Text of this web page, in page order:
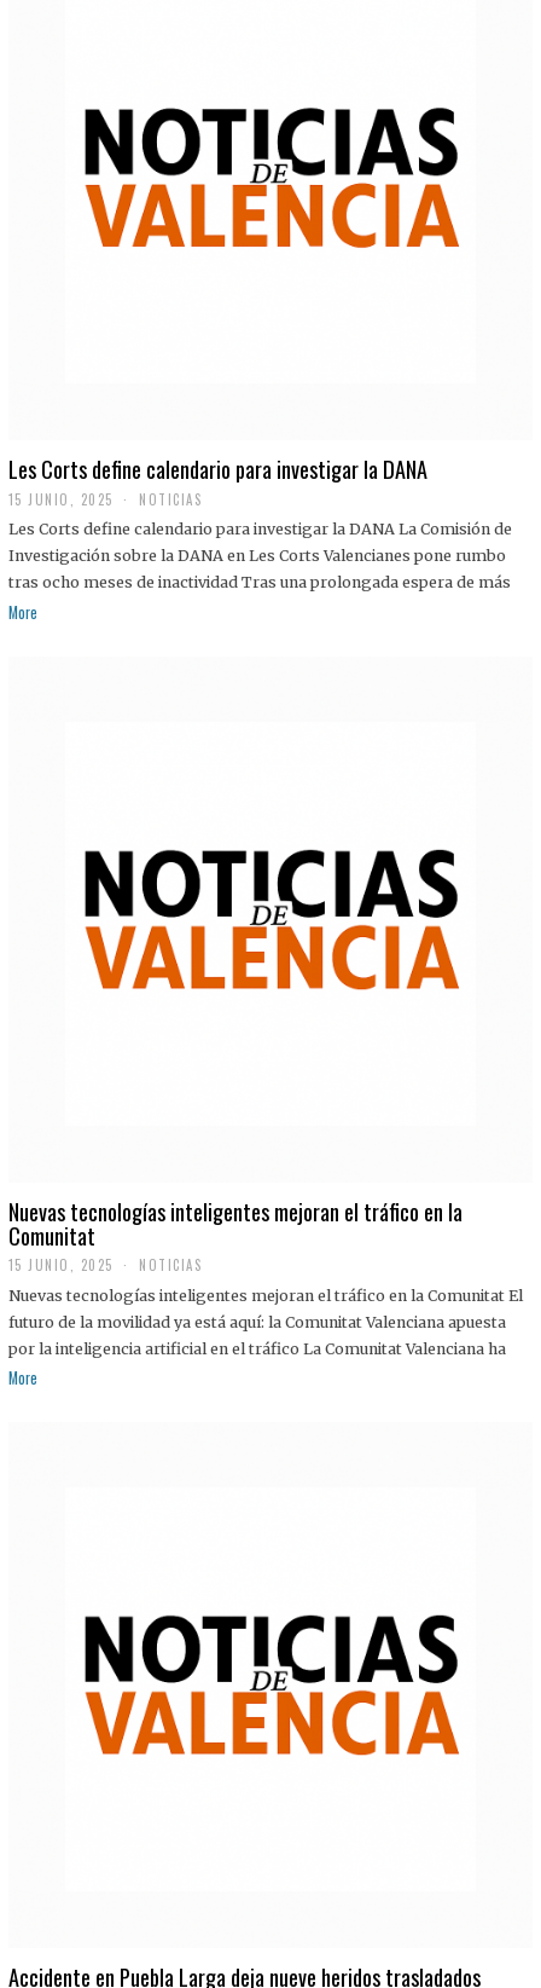
Les Corts define calendario para investigar la DANA
15 JUNIO, 2025 NOTICIAS
Les Corts define calendario para investigar la DANA La Comisión de
Investigación sobre la DANA en Les Corts Valencianes pone rumbo
tras ocho meses de inactividad Tras una prolongada espera de más
More
Nuevas tecnologías inteligentes mejoran el tráfico en la
Comunitat
15 JUNIO, 2025 NOTICIAS
Nuevas tecnologías inteligentes mejoran el tráfico en la Comunitat El
futuro de la movilidad ya está aquí: la Comunitat Valenciana apuesta
por la inteligencia artificial en el tráfico La Comunitat Valenciana ha
More
Accidente en Puebla Larga deja nueve heridos trasladados